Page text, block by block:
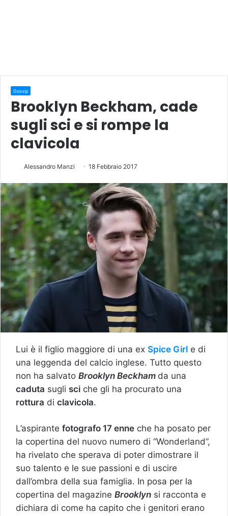
Gossip
Brooklyn Beckham, cade
sugli sci e si rompe la
clavicola
Alessandro Manzi 18 Febbraio 2017
Lui è il figlio maggiore di una ex Spice Girl e di
una leggenda del calcio inglese. Tutto questo
non ha salvato Brooklyn Beckham da una
caduta sugli sci che gli ha procurato una
rottura di clavicola.
L’aspirante fotografo 17 enne che ha posato per
la copertina del nuovo numero di “Wonderland”,
ha rivelato che sperava di poter dimostrare il
suo talento e le sue passioni e di uscire
dall’ombra della sua famiglia. In posa per la
copertina del magazine Brooklyn si racconta e
dichiara di come ha capito che i genitori erano